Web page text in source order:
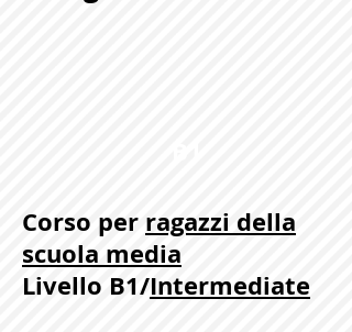
Corso per ragazzi della
scuola media
Livello B1/Intermediate